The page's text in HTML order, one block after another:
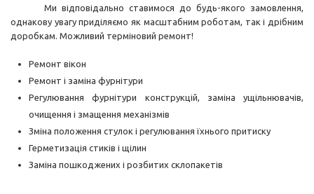
Ми відповідально ставимося до будь-якого замовлення,
однакову увагу приділяємо як масштабним роботам, так і дрібним
доробкам. Можливий терміновий ремонт!
Ремонт вікон
Ремонт і заміна фурнітури
Регулювання фурнітури конструкцій, заміна ущільнювачів,
очищення і змащення механізмів
Зміна положення стулок і регулювання їхнього притиску
Герметизація стиків і щілин
Заміна пошкоджених і розбитих склопакетів